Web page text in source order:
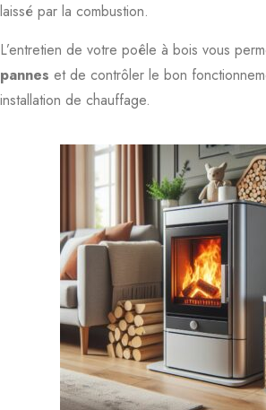
laissé par la combustion.
L’entretien de votre poêle à bois vous
pannes et de contrôler le bon
installation de chauffage.